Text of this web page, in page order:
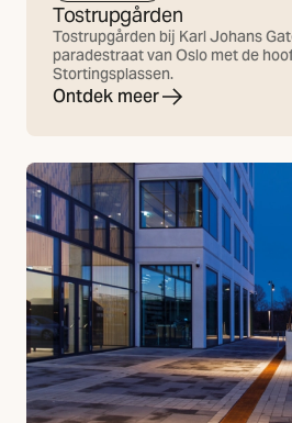
Tostrupgården
Tostrupgården bij Karl Johans
paradestraat van Oslo met de
Stortingsplassen.
Ontdek meer